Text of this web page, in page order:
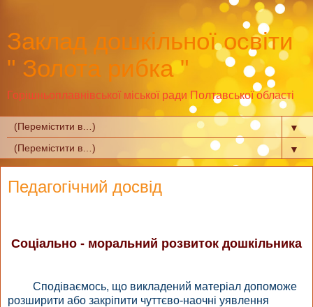
Заклад дошкільної освіти
" Золота рибка "
Горішньоплавнівської міської ради Полтавської області
▼
▼
Педагогічний досвід
Соціально - моральний розвиток дошкільника
Сподіваємось, що викладений матеріал допоможе
розширити або закріпити чуттєво-наочні уявлення